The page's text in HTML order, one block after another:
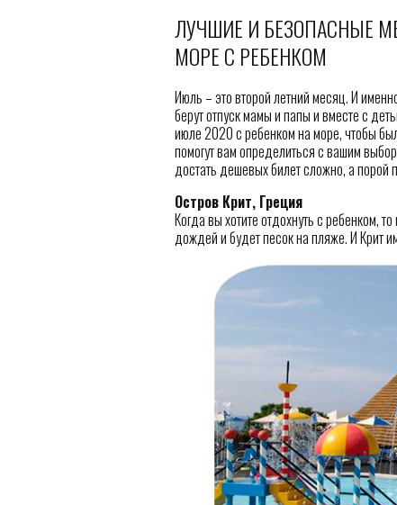
ЛУЧШИЕ И БЕЗОПАСНЫЕ
МОРЕ С РЕБЕНКОМ
Июль – это второй летний месяц. И
берут отпуск мамы и папы и вместе с
июле 2020 с ребенком на море, чтобы
помогут вам определиться с вашим
достать дешевых билет сложно, а порой
Остров Крит, Греция
Когда вы хотите отдохнуть с ребенком,
дождей и будет песок на пляже. И Крит